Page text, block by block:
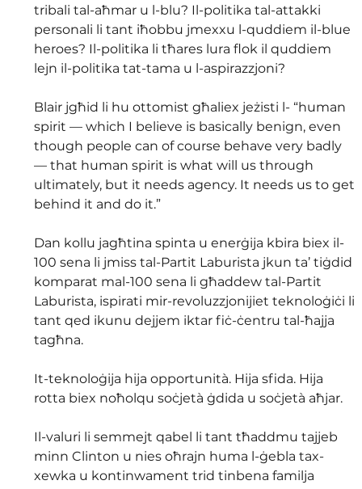
tribali tal-aħmar u l-blu? Il-politika tal-attakki
personali li tant iħobbu jmexxu l-quddiem il-blue
heroes? Il-politika li tħares lura flok il quddiem
lejn il-politika tat-tama u l-aspirazzjoni?
Blair jgħid li hu ottomist għaliex jeżisti l- “human
spirit — which I believe is basically benign, even
though people can of course behave very badly
— that human spirit is what will us through
ultimately, but it needs agency. It needs us to get
behind it and do it.”
Dan kollu jagħtina spinta u enerġija kbira biex il-
100 sena li jmiss tal-Partit Laburista jkun ta’ tiġdid
komparat mal-100 sena li għaddew tal-Partit
Laburista, ispirati mir-revoluzzjonijiet teknoloġiċi li
tant qed ikunu dejjem iktar fiċ-ċentru tal-ħajja
tagħna.
It-teknoloġija hija opportunità. Hija sfida. Hija
rotta biex noħolqu soċjetà ġdida u soċjetà aħjar.
Il-valuri li semmejt qabel li tant tħaddmu tajjeb
minn Clinton u nies oħrajn huma l-ġebla tax-
xewka u kontinwament trid tinbena familja